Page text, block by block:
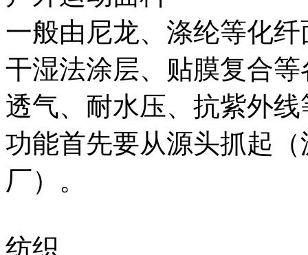
一般由尼龙、涤纶等化
干湿法涂层、贴膜复合
透气、耐水压、抗紫外
功能首先要从源头抓起
厂）。
纺织